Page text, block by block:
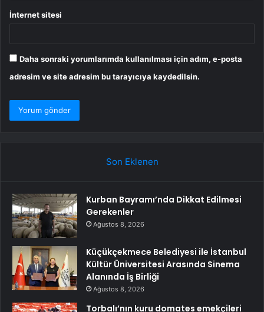
İnternet sitesi
Daha sonraki yorumlarımda kullanılması için adım, e-posta
adresim ve site adresim bu tarayıcıya kaydedilsin.
Son Eklenen
Kurban Bayramı’nda Dikkat Edilmesi
Gerekenler
Ağustos 8, 2026
Küçükçekmece Belediyesi ile İstanbul
Kültür Üniversitesi Arasında Sinema
Alanında İş Birliği
Ağustos 8, 2026
Torbalı’nın kuru domates emekçileri